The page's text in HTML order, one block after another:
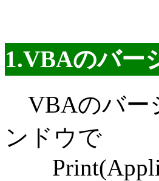
1.VBAのバー
VBAのバー
ンドウで